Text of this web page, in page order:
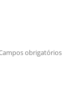
obrigatórios